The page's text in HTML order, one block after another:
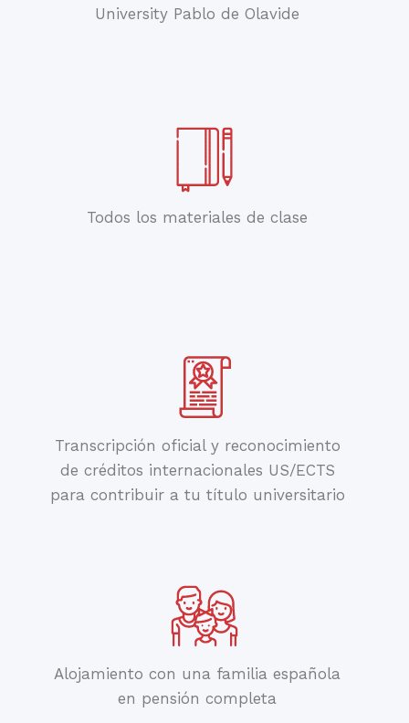
University Pablo de Olavide
Todos los materiales de clase
Transcripción oficial y reconocimiento
de créditos internacionales US/ECTS
para contribuir a tu título universitario
Alojamiento con una familia española
en pensión completa